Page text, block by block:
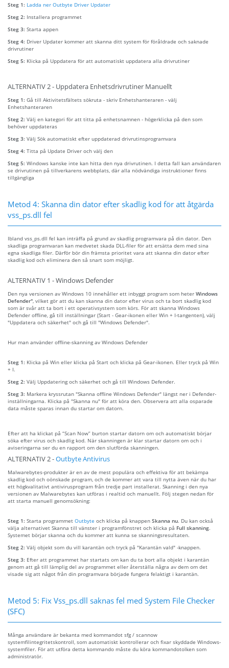
Steg 1: Ladda ner Outbyte Driver Updater
Steg 2: Installera programmet
Steg 3: Starta appen
Steg 4: Driver Updater kommer att skanna ditt system för föråldrade och saknade
drivrutiner
Steg 5: Klicka på Uppdatera för att automatiskt uppdatera alla drivrutiner
ALTERNATIV 2 - Uppdatera Enhetsdrivrutiner Manuellt
Steg 1: Gå till Aktivitetsfältets sökruta - skriv Enhetshanteraren - välj
Enhetshanteraren
Steg 2: Välj en kategori för att titta på enhetsnamnen - högerklicka på den som
behöver uppdateras
Steg 3: Välj Sök automatiskt efter uppdaterad drivrutinsprogramvara
Steg 4: Titta på Update Driver och välj den
Steg 5: Windows kanske inte kan hitta den nya drivrutinen. I detta fall kan användaren
se drivrutinen på tillverkarens webbplats, där alla nödvändiga instruktioner finns
tillgängliga
Metod 4: Skanna din dator efter skadlig kod för att åtgärda
vss_ps.dll fel
Ibland vss_ps.dll fel kan inträffa på grund av skadlig programvara på din dator. Den
skadliga programvaran kan medvetet skada DLL-filer för att ersätta dem med sina
egna skadliga filer. Därför bör din främsta prioritet vara att skanna din dator efter
skadlig kod och eliminera den så snart som möjligt.
ALTERNATIV 1 - Windows Defender
Den nya versionen av Windows 10 innehåller ett inbyggt program som heter Windows
Defender" , vilket gör att du kan skanna din dator efter virus och ta bort skadlig kod
som är svår att ta bort i ett operativsystem som körs. För att skanna Windows
Defender offline, gå till inställningar (Start - Gear-ikonen eller Win + I-tangenten), välj
"Uppdatera och säkerhet" och gå till "Windows Defender".
Hur man använder offline-skanning av Windows Defender
Steg 1: Klicka på Win eller klicka på Start och klicka på Gear-ikonen. Eller tryck på Win
+ I.
Steg 2: Välj Uppdatering och säkerhet och gå till Windows Defender.
Steg 3: Markera kryssrutan "Skanna offline Windows Defender" längst ner i Defender-
inställningarna. Klicka på "Skanna nu" för att köra den. Observera att alla osparade
data måste sparas innan du startar om datorn.
Efter att ha klickat på “Scan Now” burton startar datorn om och automatiskt börjar
söka efter virus och skadlig kod. När skanningen är klar startar datorn om och i
aviseringarna ser du en rapport om den slutförda skanningen.
ALTERNATIV 2 -Outbyte Antivirus
Malwarebytes-produkter är en av de mest populära och effektiva för att bekämpa
skadlig kod och oönskade program, och de kommer att vara till nytta även när du har
ett högkvalitativt antivirusprogram från tredje part installerat. Skanning i den nya
versionen av Malwarebytes kan utföras i realtid och manuellt. Följ stegen nedan för
att starta manuell genomsökning:
Steg 1: Starta programmet Outbyte och klicka på knappen Skanna nu. Du kan också
välja alternativet Skanna till vänster i programfönstret och klicka på Full skanning.
Systemet börjar skanna och du kommer att kunna se skanningsresultaten.
Steg 2: Välj objekt som du vill karantän och tryck på "Karantän vald" -knappen.
Steg 3: Efter att programmet har startats om kan du ta bort alla objekt i karantän
genom att gå till lämplig del av programmet eller återställa några av dem om det
visade sig att något från din programvara började fungera felaktigt i karantän.
Metod 5: Fix Vss_ps.dll saknas fel med System File Checker
(SFC)
Många användare är bekanta med kommandot sfg / scannow
systemfilintegritetskontroll, som automatiskt kontrollerar och fixar skyddade Windows-
systemfiler. För att utföra detta kommando måste du köra kommandotolken som
administratör.